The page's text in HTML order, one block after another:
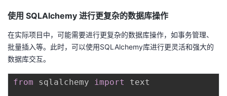
使用 SQLAlchemy 进行更复杂的数据库操作
在实际项目中，可能需要进行更复杂的数据库操作，如事务管理、
批量插入等。此时，可以使用SQLAlchemy库进行更灵活和强大的
数据库交互。
from sqlalchemy import text